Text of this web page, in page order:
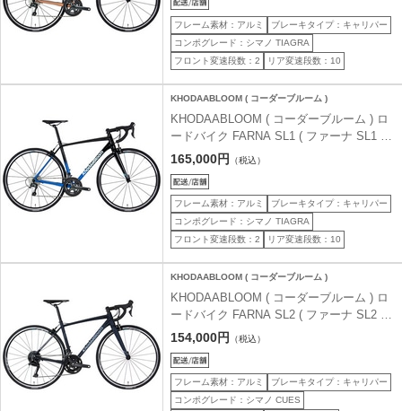
フレーム素材：アルミ
ブレーキタイプ：キャリパー
コンポグレード：シマノ TIAGRA
フロント変速段数：2
リア変速段数：10
KHODAABLOOM ( コーダーブルーム )
KHODAABLOOM ( コーダーブルーム ) ロ
ードバイク FARNA SL1 ( ファーナ SL1 )
ブラック/ブルー 465 ( 身長目安170cm前後
165,000円 （税込）
フレーム素材：アルミ
ブレーキタイプ：キャリパー
コンポグレード：シマノ TIAGRA
フロント変速段数：2
リア変速段数：10
KHODAABLOOM ( コーダーブルーム )
KHODAABLOOM ( コーダーブルーム ) ロ
ードバイク FARNA SL2 ( ファーナ SL2 )
マットネイビー/ブラック 500 ( 身長目安
180cm前後 )
154,000円 （税込）
フレーム素材：アルミ
ブレーキタイプ：キャリパー
コンポグレード：シマノ CUES